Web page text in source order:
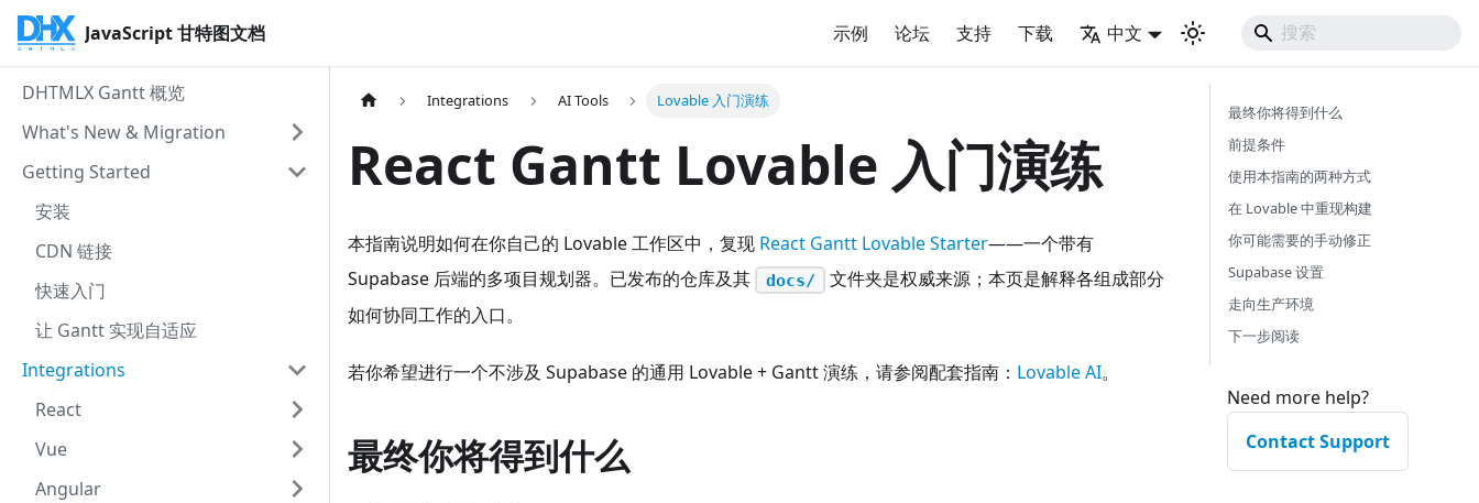
JavaScript 甘特图文档 示例 论坛 支持 下载 中文
DHTMLX Gantt 概览
What's New & Migration
Getting Started
安装
CDN 链接
快速入门
让 Gantt 实现自适应
Integrations
React
Vue
Angular
Integrations AI Tools Lovable 入门演练
React Gantt Lovable 入门演练
本指南说明如何在你自己的 Lovable 工作区中，复现 React Gantt Lovable Starter——一个带有
Supabase 后端的多项目规划器。已发布的仓库及其
docs/
文件夹是权威来源；本页是解释各组成部分
如何协同工作的入口。
若你希望进行一个不涉及 Supabase 的通用 Lovable + Gantt 演练，请参阅配套指南： Lovable AI。
最终你将得到什么
最终你将得到什么
前提条件
使用本指南的两种方式
在 Lovable 中重现构建
你可能需要的手动修正
Supabase 设置
走向生产环境
下一步阅读
Need more help?
Contact Support